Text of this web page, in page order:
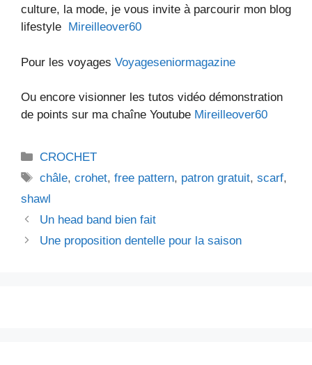
culture, la mode, je vous invite à parcourir mon blog
lifestyle
Mireilleover60
Pour les voyages Voyageseniormagazine
Ou encore visionner les tutos vidéo démonstration
de points sur ma chaîne Youtube Mireilleover60
Catégories
CROCHET
Étiquettes
châle,crohet,free pattern, patron gratuit,scarf,
shawl
Un head band bien fait
Une proposition dentelle pour la saison